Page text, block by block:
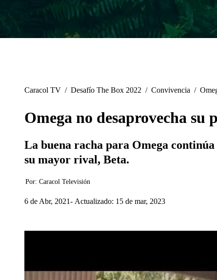
Caracol TV / Desafío The Box 2022 / Convivencia /
Omega no desaprovecha su
La buena racha para Omega continúa
su mayor rival, Beta.
Por: Caracol Televisión
6 de Abr, 2021 Actualizado: 15 de mar, 2023